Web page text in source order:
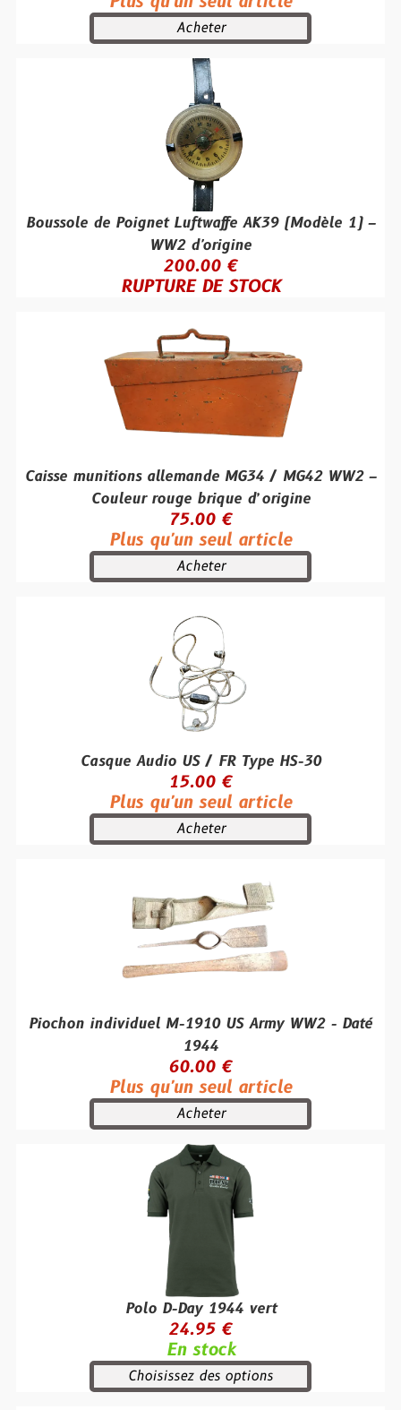
Acheter
Boussole de Poignet Luftwaffe AK39 (Modèle 1) –
WW2 d'origine
200.00 €
RUPTURE DE STOCK
Caisse munitions allemande MG34 / MG42 WW2 –
Couleur rouge brique d’origine
75.00 €
Plus qu'un seul article
Acheter
Casque Audio US / FR Type HS-30
15.00 €
Plus qu'un seul article
Acheter
Piochon individuel M-1910 US Army WW2 - Daté
1944
60.00 €
Plus qu'un seul article
Acheter
Polo D-Day 1944 vert
24.95 €
En stock
Choisissez des options